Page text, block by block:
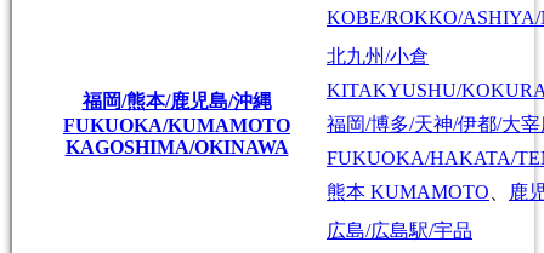
KOBE/ROKKO/
福岡/熊本/鹿児島/沖縄
FUKUOKA/KUMAMOTO
KAGOSHIMA/OKINAWA
北九州/小倉
KITAKYUSHU/
福岡/博多/天神/伊都/大宰
FUKUOKA/HAKATA/
熊本 KUMAMOTO 鹿
広島/広島駅/宇品